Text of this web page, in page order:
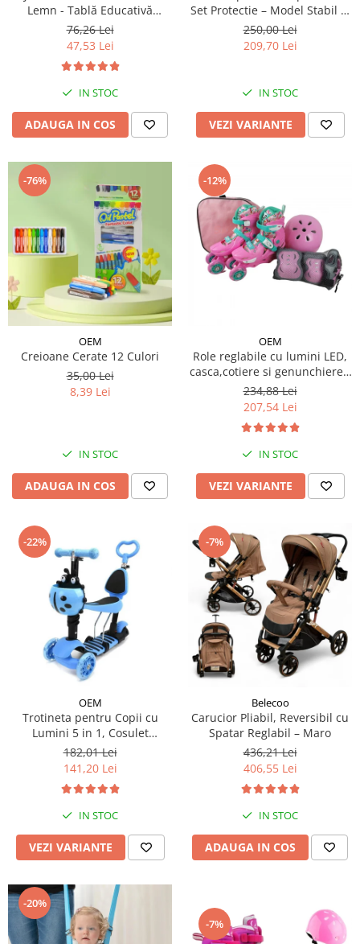
Lemn - Tablă Educativă
Logaritmică
76,26 Lei
47,53 Lei
IN STOC
ADAUGA IN COS
Set Protectie – Model Stabil si
Reglabil - Roz
250,00 Lei
209,70 Lei
IN STOC
VEZI VARIANTE
-76%
OEM
Creioane Cerate 12 Culori
35,00 Lei
8,39 Lei
IN STOC
ADAUGA IN COS
-12%
OEM
Role reglabile cu lumini LED,
casca,cotiere si genunchiere -
Ursuletul vesel Panda
234,88 Lei
207,54 Lei
IN STOC
VEZI VARIANTE
-22%
OEM
Trotineta pentru Copii cu
Lumini 5 in 1, Cosulet
Buburuza, Maner de Impins
fara Pedale
182,01 Lei
141,20 Lei
IN STOC
VEZI VARIANTE
-7%
Belecoo
Carucior Pliabil, Reversibil cu
Spatar Reglabil – Maro
436,21 Lei
406,55 Lei
IN STOC
ADAUGA IN COS
-20%
-7%